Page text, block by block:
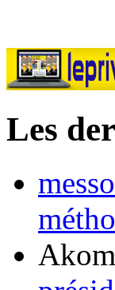
Les